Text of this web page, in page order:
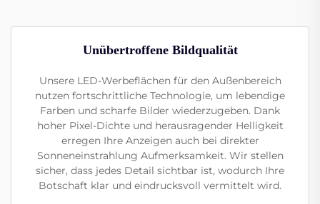
Unübertroffene Bildqualität
Unsere LED-Werbeflächen für den Außenbereich
nutzen fortschrittliche Technologie, um lebendige
Farben und scharfe Bilder wiederzugeben. Dank
hoher Pixel-Dichte und herausragender Helligkeit
erregen Ihre Anzeigen auch bei direkter
Sonneneinstrahlung Aufmerksamkeit. Wir stellen
sicher, dass jedes Detail sichtbar ist, wodurch Ihre
Botschaft klar und eindrucksvoll vermittelt wird.